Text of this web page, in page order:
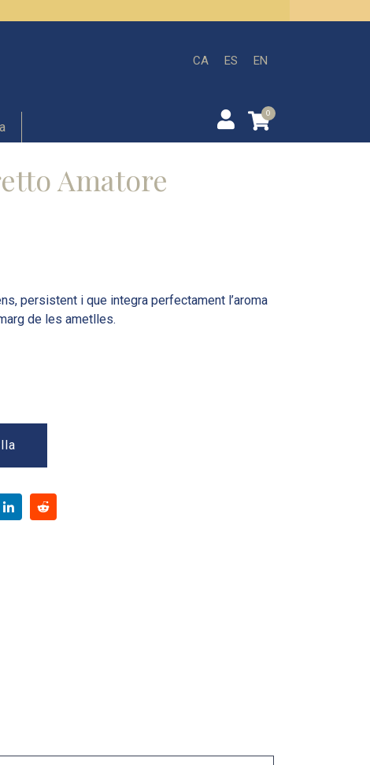
CA ES EN
0
Amatore
persistent i que integra perfectament l’aroma
de les ametlles.